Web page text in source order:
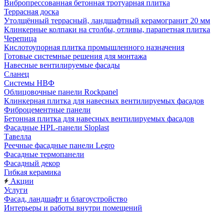
Вибропрессованная бетонная тротуарная плитка
Террасная доска
Утолщённый террасный, ландшафтный керамогранит 20 мм
Клинкерные колпаки на столбы, отливы, парапетная плитка
Черепица
Кислотоупорная плитка промышленного назначения
Готовые системные решения для монтажа
Навесные вентилируемые фасады
Сланец
Системы НВФ
Облицовочные панели Rockpanel
Клинкерная плитка для навесных вентилируемых фасадов
Фиброцементные панели
Бетонная плитка для навесных вентилируемых фасадов
Фасадные HPL-панели Sloplast
Тавелла
Реечные фасадные панели Legro
Фасадные термопанели
Фасадный декор
Гибкая керамика
Акции
Услуги
Фасад, ландшафт и благоустройство
Интерьеры и работы внутри помещений